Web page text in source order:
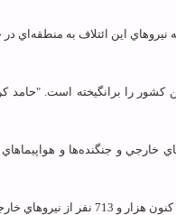
نيروهاي اين ائتلاف به منطقه‌اي
كشور را برانگيخته است. "حامد
خارجي و جنگنده‌ها و
" كه آمار تلفات نيروهاي خارجي در افغانستان و عراق را ارائه مي‌دهد تا كنون هزار و 713